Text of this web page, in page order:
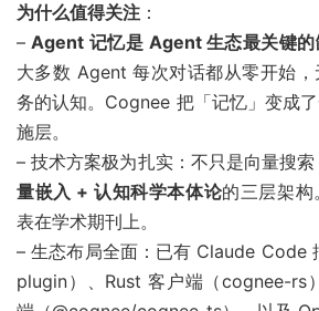
为什么值得关注 ：
–Agent 记忆是 Agent 生态最关键的
大多数 Agent 每次对话都从零开始
务的认知。Cognee 把「记忆」变成
施层。
– 技术方案极为扎实：不只是向量搜索
量嵌入 + 认知科学本体论的三层架
表在学术期刊上。
– 生态布局全面：已有 Claude Code
plugin）、Rust 客户端（cognee-rs